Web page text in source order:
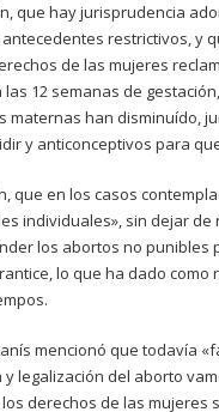
que hay jurisprudencia
restrictivos, y
de las mujeres
12 semanas de
maternas han disminuído,
y anticonceptivos para
que en los casos
individuales», sin dejar
los abortos no punibles
lo que ha dado
mencionó que todavía
legalización del aborto
derechos de las mujeres